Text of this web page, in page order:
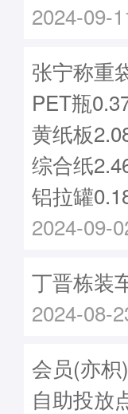
2024-09-
张宁称重
PET瓶
黄纸板
综合纸
铝拉罐
2024-09-
丁晋栋装
2024-08-
会员(亦枳
自助投放